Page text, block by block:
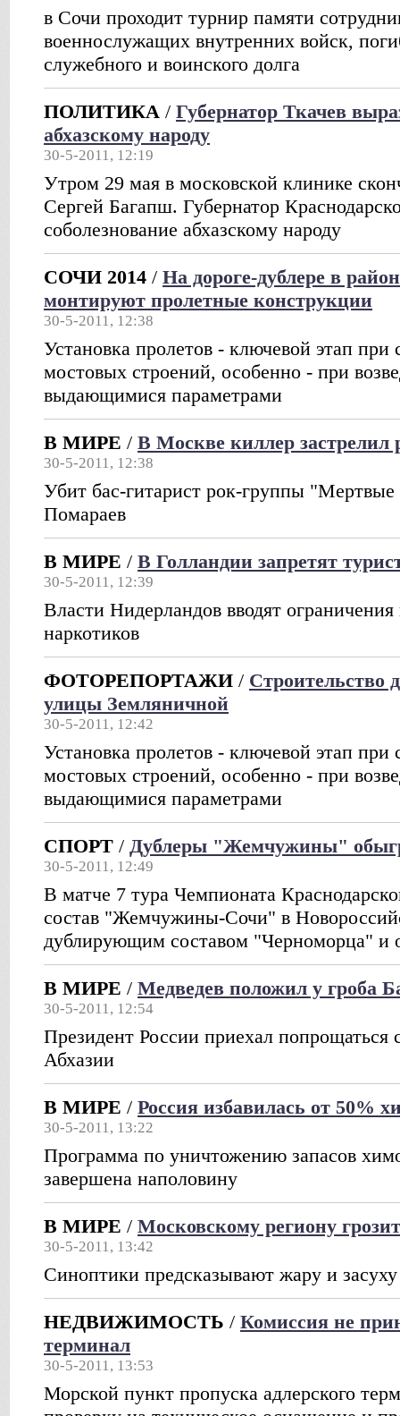
в Сочи проходит турнир памяти
военнослужащих внутренних войск,
служебного и воинского долга
ПОЛИТИКА / Губернатор Ткачев
абхазскому народу
30-5-2011, 12:19
Утром 29 мая в московской клинике
Сергей Багапш. Губернатор
соболезнование абхазскому народу
СОЧИ 2014 / На дороге-дублере в
монтируют пролетные конструкции
30-5-2011, 12:38
Установка пролетов - ключевой этап
мостовых строений, особенно - при
выдающимися параметрами
В МИРЕ / В Москве киллер застрелил
30-5-2011, 12:38
Убит бас-гитарист рок-группы
Помараев
В МИРЕ / В Голландии запретят
30-5-2011, 12:39
Власти Нидерландов вводят ограничения
наркотиков
ФОТОРЕПОРТАЖИ / Строительство
улицы Земляничной
30-5-2011, 12:42
Установка пролетов - ключевой этап
мостовых строений, особенно - при
выдающимися параметрами
СПОРТ / Дублеры "Жемчужины"
30-5-2011, 12:49
В матче 7 тура Чемпионата
состав "Жемчужины-Сочи" в
дублирующим составом "Черноморца" и
В МИРЕ / Медведев положил у гроба
30-5-2011, 12:54
Президент России приехал
Абхазии
В МИРЕ / Россия избавилась от 50%
30-5-2011, 13:22
Программа по уничтожению запасов
завершена наполовину
В МИРЕ / Московскому региону
30-5-2011, 13:42
Синоптики предсказывают жару и
НЕДВИЖИМОСТЬ / Комиссия не
терминал
30-5-2011, 13:53
Морской пункт пропуска адлерского